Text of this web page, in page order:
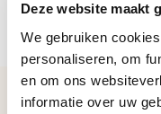
Deze website maakt
We gebruiken
personaliseren, om
en om ons
informatie over uw